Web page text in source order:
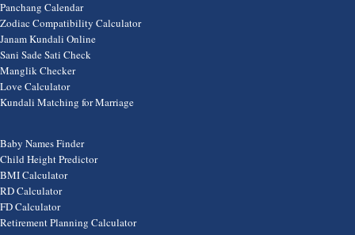
Panchang Calendar
Zodiac Compatibility Calculator
Janam Kundali Online
Sani Sade Sati Check
Manglik Checker
Love Calculator
Kundali Matching for Marriage
Baby Names Finder
Child Height Predictor
BMI Calculator
RD Calculator
FD Calculator
Retirement Planning Calculator